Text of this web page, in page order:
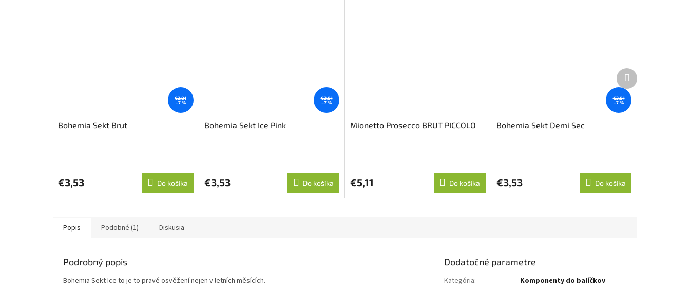
€3,81
–7 %
Bohemia Sekt Brut
€3,53 Do košíka
€3,81
–7 %
Bohemia Sekt Ice Pink
€3,53 Do košíka
Mionetto Prosecco BRUT PICCOLO
€5,11 Do košíka
€3,81
–7 %
Bohemia Sekt Demi Sec
€3,53 Do košíka
Ďalší
produkt
Popis Podobné (1) Diskusia
Podrobný popis
Bohemia Sekt Ice to je to pravé osvěžení nejen v letních měsících.
Dodatočné parametre
Kategória:
Komponenty do balíčkov